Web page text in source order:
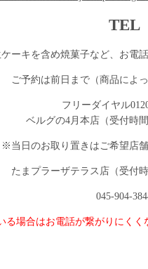
TEL
ーキを含め焼菓子など、お電
ご予約は前日まで（商品によ
フリーダイヤル
ベルグの4月本店（受付時間
※当日のお取り置きはご希望店
たまプラーザテラス店（受付時
045-904-
る場合はお電話が繋がりにくく